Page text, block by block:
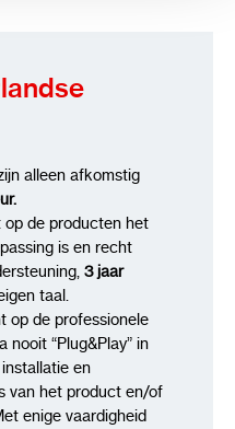
alleen afkomstig
op de producten het
is en recht
3 jaar
taal.
op de professionele
“Plug&Play” in
en
van het product en/of
enige vaardigheid